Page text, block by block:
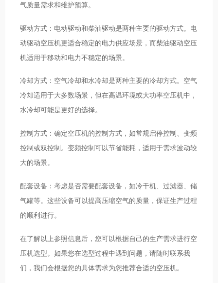
气质量需求和维护预算。
驱动方式：电动驱动和柴油驱动是两种主要的驱动方式。电
动驱动空压机更适合稳定的电力供应场景，而柴油驱动空压
机适用于移动和电力不稳定的场景。
冷却方式：空气冷却和水冷却是两种主要的冷却方式。空气
冷却适用于大多数场景，但在高温环境或大功率空压机中，
水冷却可能是更好的选择。
控制方式：确定空压机的控制方式，如常规启停控制、变频
控制或双控制。变频控制可以节省能耗，适用于需求波动较
大的场景。
配套设备：考虑是否需要配套设备，如冷干机、过滤器、储
气罐等。这些设备可以提高压缩空气的质量，保证生产过程
的顺利进行。
在了解以上参照信息后，您可以根据自己的生产需求进行空
压机选型。如果您在选型过程中遇到问题，请随时联系我
们，我们会根据您的具体需求为您推荐合适的空压机。